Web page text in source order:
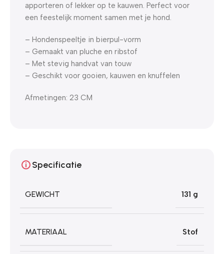
apporteren of lekker op te kauwen. Perfect voor
een feestelijk moment samen met je hond.
– Hondenspeeltje in bierpul-vorm
– Gemaakt van pluche en ribstof
– Met stevig handvat van touw
– Geschikt voor gooien, kauwen en knuffelen
Afmetingen: 23 CM
Specificatie
GEWICHT 131 g
MATERIAAL Stof